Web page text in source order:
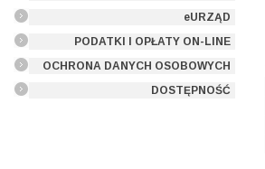
eURZĄD
PODATKI I OPŁATY ON-LINE
OCHRONA DANYCH OSOBOWYCH
DOSTĘPNOŚĆ